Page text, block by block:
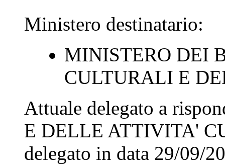
Ministero destinatario:
MINISTERO DEI
CULTURALI E
Attuale delegato a
E DELLE ATTIVITA'
delegato in data 29/09/